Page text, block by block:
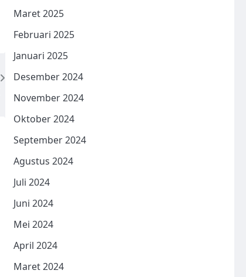
Maret 2025
Februari 2025
Januari 2025
Desember 2024
November 2024
Oktober 2024
September 2024
Agustus 2024
Juli 2024
Juni 2024
Mei 2024
April 2024
Maret 2024